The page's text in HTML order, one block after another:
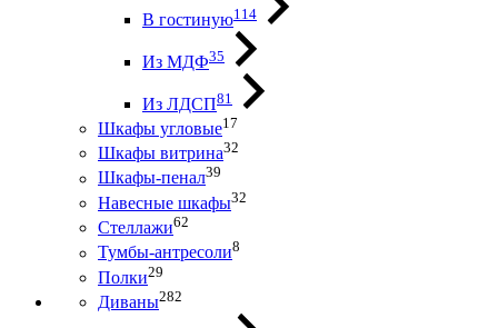
В гостиную114
Из МДФ35
Из ЛДСП81
Шкафы угловые17
Шкафы витрина32
Шкафы-пенал39
Навесные шкафы32
Стеллажи62
Тумбы-антресоли8
Полки29
Диваны282